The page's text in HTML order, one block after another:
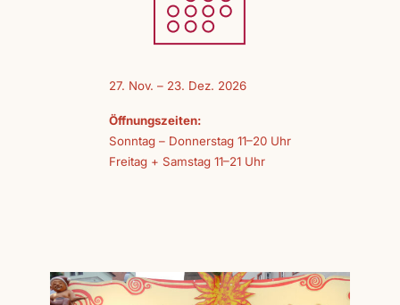
27. Nov. – 23. Dez. 2026
Öffnungszeiten:
Sonntag – Donnerstag 11–20 Uhr
Freitag + Samstag 11–21 Uhr